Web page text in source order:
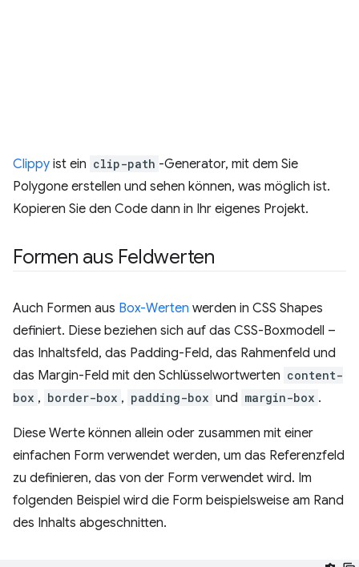
Clippy ist ein clip-path -Generator, mit dem Sie
Polygone erstellen und sehen können, was möglich ist.
Kopieren Sie den Code dann in Ihr eigenes Projekt.
Formen aus Feldwerten
Auch Formen aus Box-Werten werden in CSS Shapes
definiert. Diese beziehen sich auf das CSS-Boxmodell –
das Inhaltsfeld, das Padding-Feld, das Rahmenfeld und
das Margin-Feld mit den Schlüsselwortwerten content-
box , border-box , padding-box und margin-box .
Diese Werte können allein oder zusammen mit einer
einfachen Form verwendet werden, um das Referenzfeld
zu definieren, das von der Form verwendet wird. Im
folgenden Beispiel wird die Form beispielsweise am Rand
des Inhalts abgeschnitten.